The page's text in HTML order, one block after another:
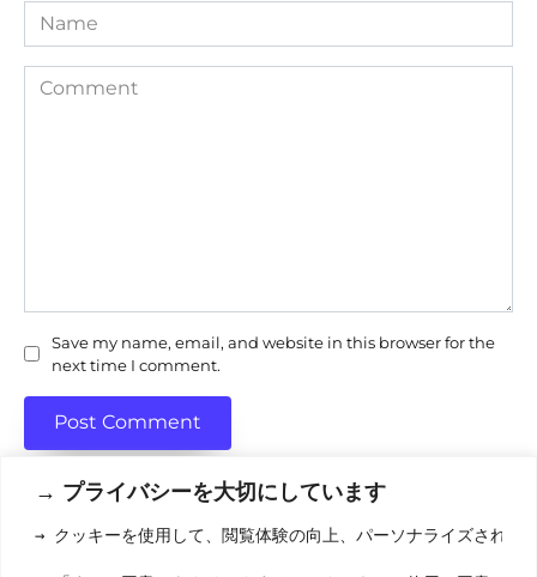
→ プライバシーを大切にしています
→ クッキーを使用して、閲覧体験の向上、パーソナライズされた
Name
Comment
Save my name, email, and website in this browser for the
next time I comment.